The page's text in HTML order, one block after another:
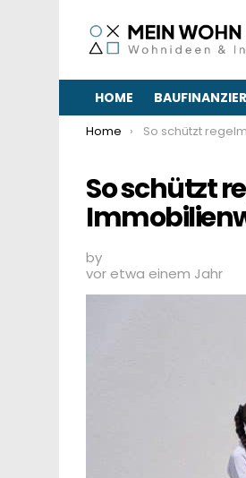
HOME
You are here:
Home So schützt regelmäßige
So schützt
by
vor etwa einem Jahr